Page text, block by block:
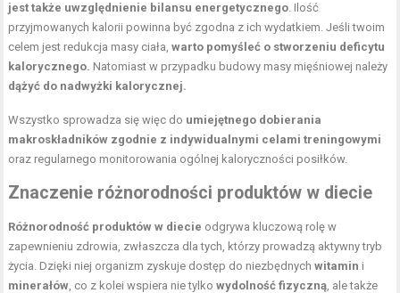
jest także uwzględnienie bilansu energetycznego. Ilość
przyjmowanych kalorii powinna być zgodna z ich wydatkiem. Jeśli twoim
celem jest redukcja masy ciała,warto pomyśleć o stworzeniu deficytu
kalorycznego. Natomiast w przypadku budowy masy mięśniowej należy
dążyć do nadwyżki kalorycznej.
Wszystko sprowadza się więc do umiejętnego dobierania
makroskładników zgodnie z indywidualnymi celami treningowymi
oraz regularnego monitorowania ogólnej kaloryczności posiłków.
Znaczenie różnorodności produktów w diecie
Różnorodność produktów w diecie odgrywa kluczową rolę w
zapewnieniu zdrowia, zwłaszcza dla tych, którzy prowadzą aktywny tryb
życia. Dzięki niej organizm zyskuje dostęp do niezbędnychwitamin i
minerałów, co z kolei wspiera nie tylkowydolność fizyczną, ale także